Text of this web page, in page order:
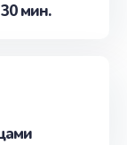
мин.